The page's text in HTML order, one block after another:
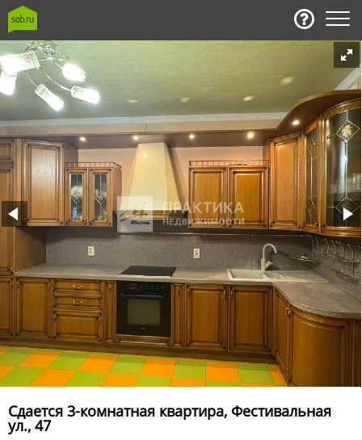
Сдается 3-комнатная квартира, Фестивальная
ул., 47